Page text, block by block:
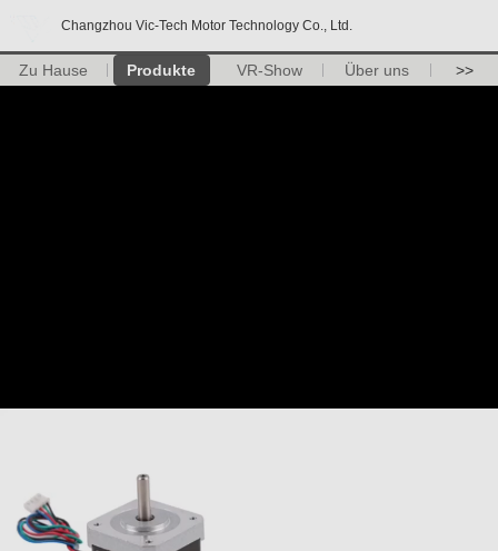
Changzhou Vic-Tech Motor Technology Co., Ltd.
Zu Hause Produkte VR-Show Über uns >>